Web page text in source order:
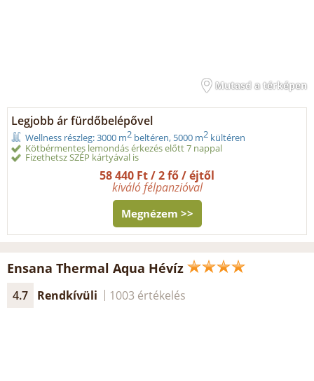
Mutasd a térképen
Legjobb ár fürdőbelépővel
Wellness részleg: 3000 m2 beltéren, 5000 m2 kültéren
Kötbérmentes lemondás érkezés előtt 7 nappal
Fizethetsz SZÉP kártyával is
58 440 Ft / 2 fő / éjtől
kiváló félpanzióval
Megnézem >>
Ensana Thermal Aqua Hévíz
4.7 Rendkívüli 1003 értékelés